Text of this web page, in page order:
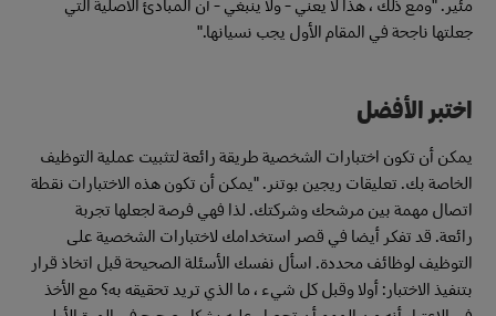
مئير. "ومع ذلك ، هذا لا يعني - ولا ينبغي - أن المبادئ الأصلية التي
جعلتها ناجحة في المقام الأول يجب نسيانها."
اختبر الأفضل
يمكن أن تكون اختبارات الشخصية طريقة رائعة لتثبيت عملية التوظيف
الخاصة بك. تعليقات ريجين بوتنر. "يمكن أن تكون هذه الاختبارات نقطة
اتصال مهمة بين مرشحك وشركتك. لذا فهي فرصة لجعلها تجربة
رائعة. قد تفكر أيضا في قصر استخدامك لاختبارات الشخصية على
التوظيف لوظائف محددة. اسأل نفسك الأسئلة الصحيحة قبل اتخاذ قرار
بتنفيذ الاختبار: أولا وقبل كل شيء ، ما الذي تريد تحقيقه به؟ مع الأخذ